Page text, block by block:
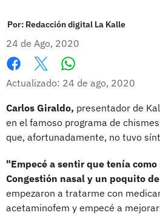
Por: Redacción digital La Kalle
24 de Ago, 2020
Facebook
X
Actualizado: 24 de ago, 2020
Carlos Giraldo, presentador de
en el famoso programa de chismes
que, afortunadamente, no tuvo
"Empecé a sentir que tenía
Congestión nasal y un poquito
empezaron a tratarme con
acetaminofem y empecé a